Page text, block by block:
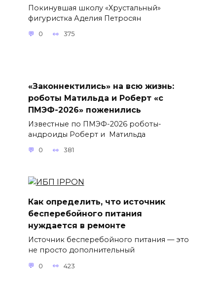
Покинувшая школу «Хрустальный»
фигуристка Аделия Петросян
0 375
«Законнектились» на всю жизнь:
роботы Матильда и Роберт «с
ПМЭФ-2026» поженились
Известные по ПМЭФ-2026 роботы-
андроиды Роберт и Матильда
0 381
Как определить, что источник
бесперебойного питания
нуждается в ремонте
Источник бесперебойного питания — это
не просто дополнительный
0 423